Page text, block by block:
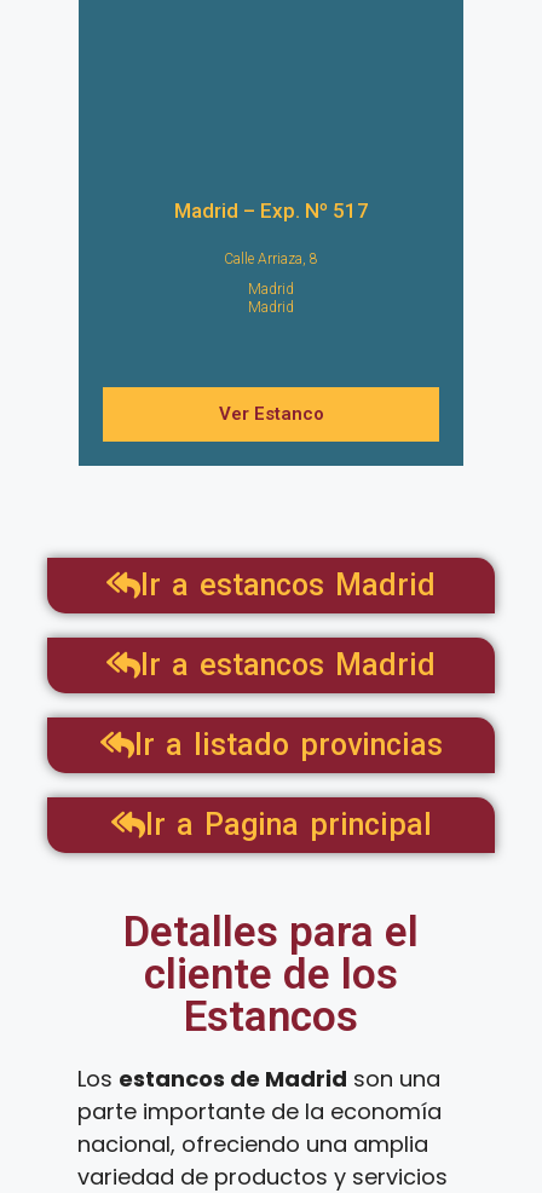
Madrid – Exp. Nº 517
Calle Arriaza, 8
Madrid
Madrid
Ver Estanco
Ir a estancos Madrid
Ir a estancos Madrid
Ir a listado provincias
Ir a Pagina principal
Detalles para el
cliente de los
Estancos
Los estancos de Madrid son una
parte importante de la economía
nacional, ofreciendo una amplia
variedad de productos y servicios